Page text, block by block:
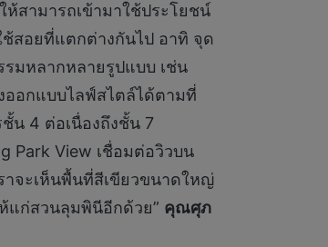
สามารถเข้ามาใช้ประโยชน์
สอยที่แตกต่างกันไป อาทิ จุด
มหลากหลายรูปแบบ เช่น
ออกแบบไลฟ์สไตล์ได้ตามที่
น 4 ต่อเนื่องถึงชั้น 7
Park View เชื่อมต่อวิวบน
าจะเห็นพื้นที่สีเขียวขนาดใหญ่
แก่สวนลุมพินีอีกด้วย” คุณศุภ